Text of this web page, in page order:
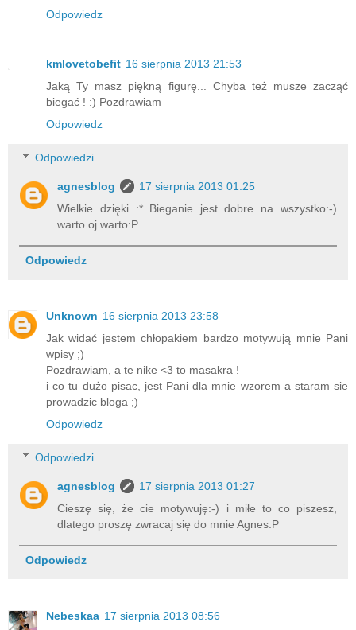
Odpowiedz
kmlovetobefit 16 sierpnia 2013 21:53
Jaką Ty masz piękną figurę... Chyba też musze zacząć
biegać ! :) Pozdrawiam
Odpowiedz
Odpowiedzi
agnesblog
17 sierpnia 2013 01:25
Wielkie dzięki :* Bieganie jest dobre na wszystko:-)
warto oj warto:P
Odpowiedz
Unknown 16 sierpnia 2013 23:58
Jak widać jestem chłopakiem bardzo motywują mnie Pani
wpisy ;)
Pozdrawiam, a te nike <3 to masakra !
i co tu dużo pisac, jest Pani dla mnie wzorem a staram sie
prowadzic bloga ;)
Odpowiedz
Odpowiedzi
agnesblog
17 sierpnia 2013 01:27
Cieszę się, że cie motywuję:-) i miłe to co piszesz,
dlatego proszę zwracaj się do mnie Agnes:P
Odpowiedz
Nebeskaa 17 sierpnia 2013 08:56